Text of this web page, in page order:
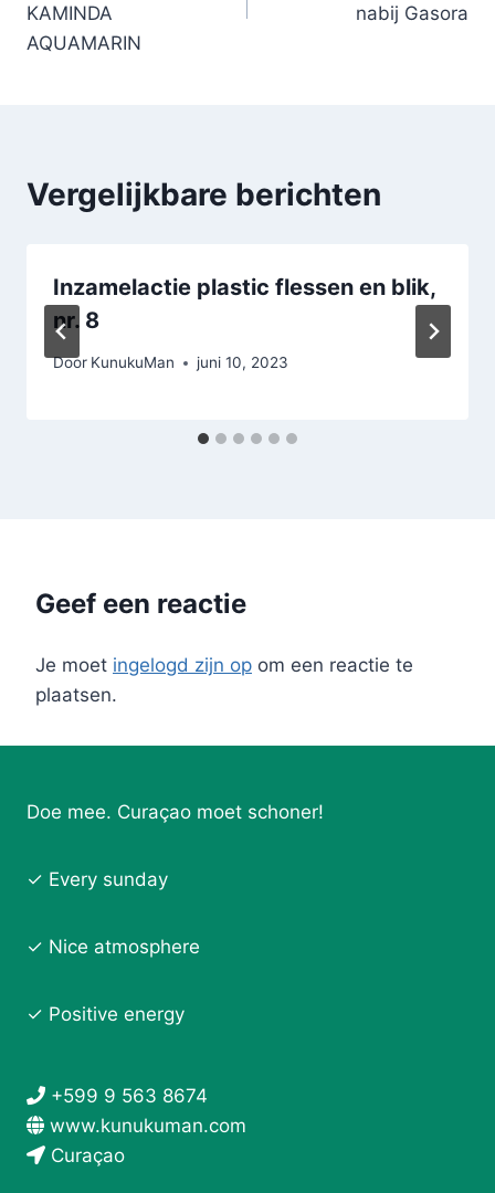
KAMINDA
AQUAMARIN
nabij Gasora
Vergelijkbare berichten
Inzamelactie plastic flessen en blik,
nr. 8
Door KunukuMan juni 10, 2023
Geef een reactie
Je moet ingelogd zijn op om een reactie te
plaatsen.
Doe mee. Curaçao moet schoner!
✓ Every sunday
✓ Nice atmosphere
✓ Positive energy
+599 9 563 8674
www.kunukuman.com
Curaçao